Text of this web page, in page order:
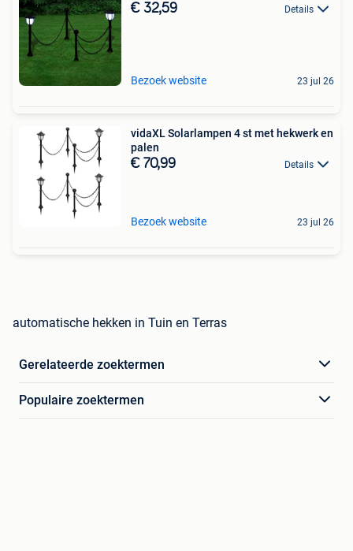
€ 32,59 Details
Bezoek website 23 jul 26
vidaXL Solarlampen 4 st met hekwerk en
palen
€ 70,99 Details
Bezoek website 23 jul 26
automatische hekken in Tuin en Terras
Gerelateerde zoektermen
Populaire zoektermen